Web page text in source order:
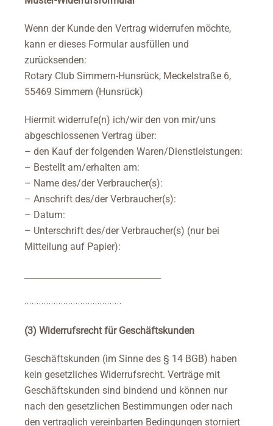
Wenn der Kunde den Vertrag widerrufen möchte,
kann er dieses Formular ausfüllen und
zurücksenden:
Rotary Club Simmern-Hunsrück, Meckelstraße 6,
55469 Simmern (Hunsrück)
Hiermit widerrufe(n) ich/wir den von mir/uns
abgeschlossenen Vertrag über:
– den Kauf der folgenden Waren/Dienstleistungen:
– Bestellt am/erhalten am:
– Name des/der Verbraucher(s):
– Anschrift des/der Verbraucher(s):
– Datum:
– Unterschrift des/der Verbraucher(s) (nur bei
Mitteilung auf Papier):
(3) Widerrufsrecht für Geschäftskunden
Geschäftskunden (im Sinne des § 14 BGB) haben
kein gesetzliches Widerrufsrecht. Verträge mit
Geschäftskunden sind bindend und können nur
nach den gesetzlichen Bestimmungen oder nach
den vertraglich vereinbarten Bedingungen storniert